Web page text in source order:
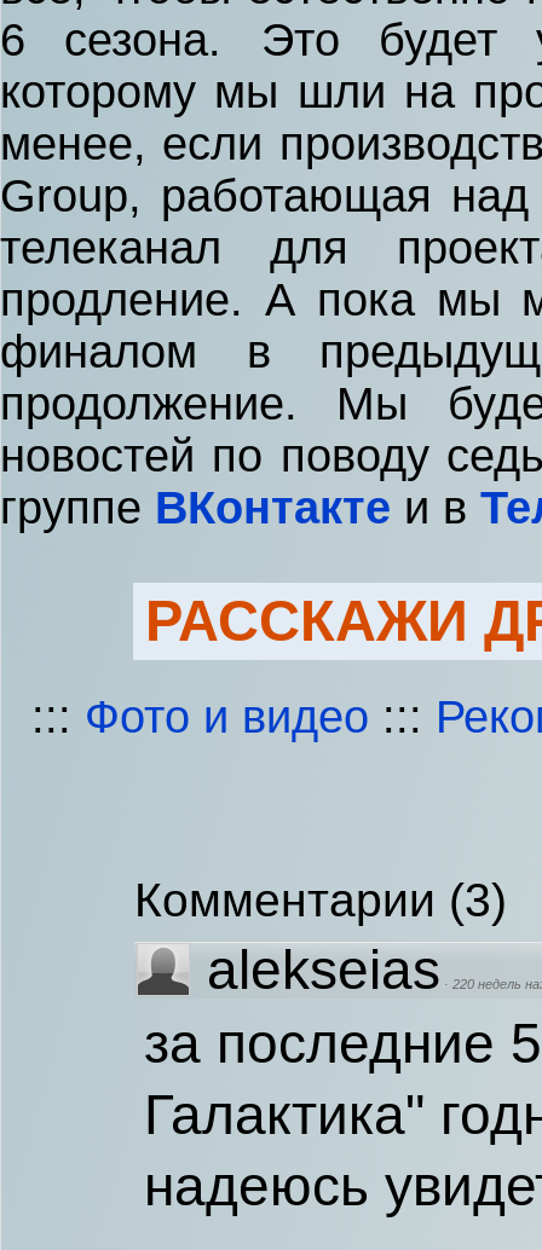
6 сезона. Это будет
которому мы шли на
менее, если
Group, работающая
телеканал для
продление. А пока мы
финалом в
продолжение. Мы
новостей по поводу
группе ВКонтакте и в
РАССКАЖИ
::: Фото и видео :::
Комментарии (3)
alekseias · 220 недель
за последние
Галактика"
надеюсь